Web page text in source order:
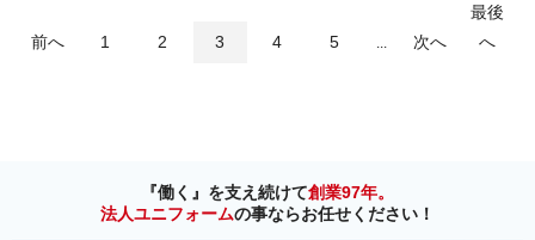
前へ 1 2 3 4 5 ... 次へ
最後
へ
『働く』を支え続けて創業97年。
法人ユニフォームの事ならお任せください！